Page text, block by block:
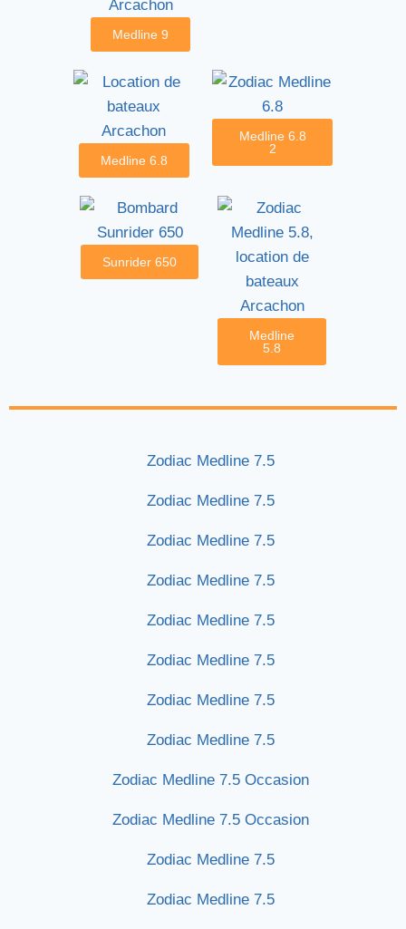
Medline 9
Medline 6.8
Medline 6.8
2
Sunrider 650
Medline
5.8